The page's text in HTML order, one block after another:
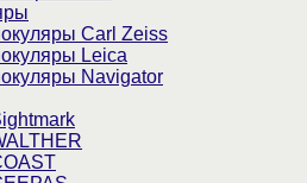
Carl Zeiss
Leica
Navigator